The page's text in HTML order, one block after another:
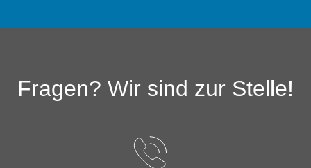
Fragen? Wir sind zur Stelle!